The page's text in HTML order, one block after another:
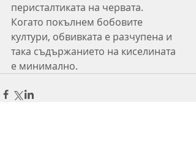
перисталтиката на червата.
Когато покълнем бобовите
култури, обвивката е разчупена и
така съдържанието на киселината
е минимално.